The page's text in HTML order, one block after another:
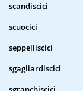
scandiscici
scuocici
seppelliscici
sgagliardiscici